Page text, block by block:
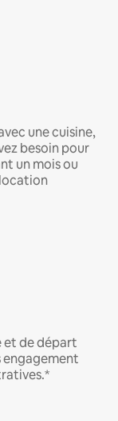
une cuisine,
besoin pour
un mois ou
et de départ
engagement